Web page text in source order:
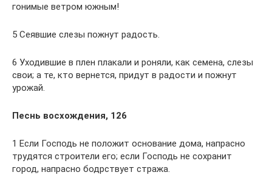
гонимые ветром южным!
5 Сеявшие слезы пожнут радость.
6 Уходившие в плен плакали и роняли, как семена, слезы
свои; а те, кто вернется, придут в радости и пожнут
урожай.
Песнь восхождения, 126
1 Если Господь не положит основание дома, напрасно
трудятся строители его; если Господь не сохранит
город, напрасно бодрствует стража.